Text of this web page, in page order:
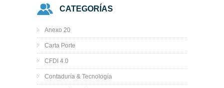
CATEGORÍAS
Anexo 20
Carta Porte
CFDI 4.0
Contaduría & Tecnología